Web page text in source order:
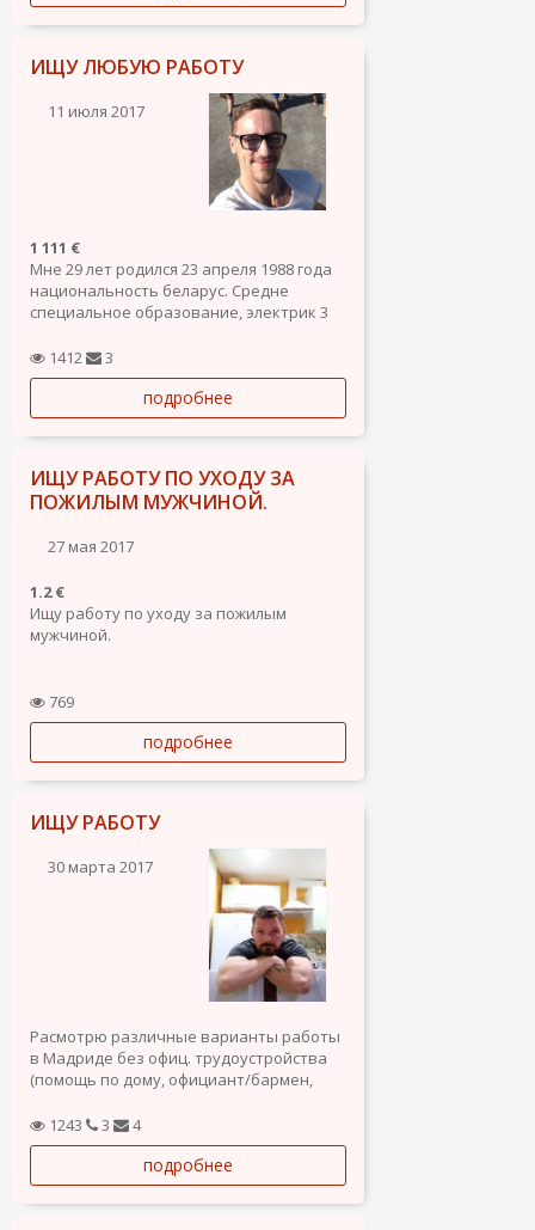
ИЩУ ЛЮБУЮ РАБОТУ
11 июля 2017
1 111 €
Мне 29 лет родился 23 апреля 1988 года
национальность беларус. Средне
специальное образование, электрик 3
пожарных сигнализаций, занимался
монтажом и программированием
сигнализации. В последнее время
работал в Сочи, администратором в...
1412 3
подробнее
ИЩУ РАБОТУ ПО УХОДУ ЗА
ПОЖИЛЫМ МУЖЧИНОЙ.
27 мая 2017
1.2 €
Ищу работу по уходу за пожилым
мужчиной.
769
подробнее
ИЩУ РАБОТУ
30 марта 2017
Расмотрю различные варианты работы
в Мадриде без офиц. трудоустройства
(помощь по дому, официант/бармен,
По профессии Графический Дизайнер.
Так же рассматриваю все варианты
сотрудничества.
1243 3 4
подробнее